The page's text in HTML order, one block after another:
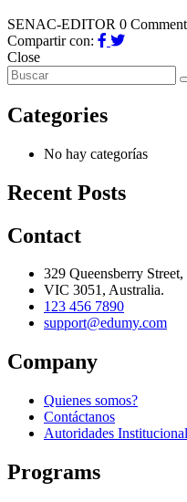
SENAC-EDITOR 0
Compartir con:
Close
Categories
No hay categorías
Recent Posts
Contact
329 Queensberry
VIC 3051, Australia.
123 456 7890
support@edumy.com
Company
Quienes somos?
Contáctanos
Autoridades
Programs